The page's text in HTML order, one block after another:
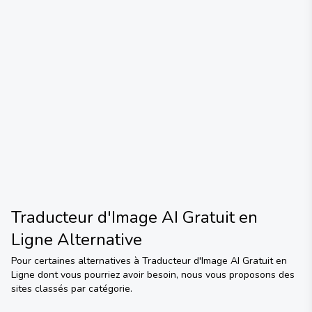
Traducteur d'Image AI Gratuit en
Ligne Alternative
Pour certaines alternatives à Traducteur d'Image AI Gratuit en
Ligne dont vous pourriez avoir besoin, nous vous proposons des
sites classés par catégorie.